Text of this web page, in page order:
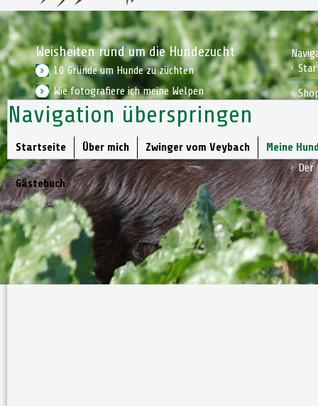
Navigation überspringen
Startseite Über mich Zwinger vom Veybach Meine
Gästebuch
Weisheiten rund um die Hundezucht
10 Gründe um Hunde zu züchten
Wie fotografiere ich meine Welpen
Wie bereite ich mich auf einen Welpen vor
Der